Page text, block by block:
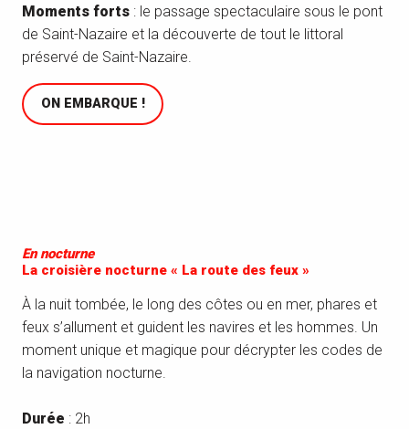
Moments forts : le passage spectaculaire sous le pont
de Saint-Nazaire et la découverte de tout le littoral
préservé de Saint-Nazaire.
ON EMBARQUE !
En nocturne
La croisière nocturne « La route des feux »
À la nuit tombée, le long des côtes ou en mer, phares et
feux s’allument et guident les navires et les hommes. Un
moment unique et magique pour décrypter les codes de
la navigation nocturne.
Durée : 2h